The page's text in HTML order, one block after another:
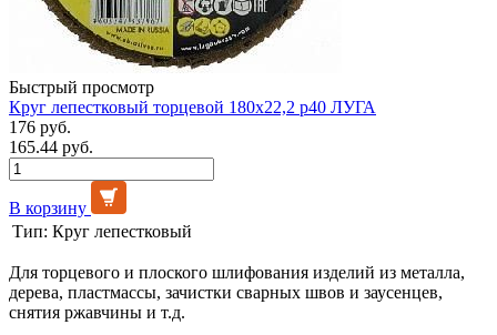
Быстрый просмотр
Круг лепестковый торцевой 180х22,2 р40 ЛУГА
176 руб.
165.44 руб.
В корзину
Тип: Круг лепестковый
Для торцевого и плоского шлифования изделий из металла,
дерева, пластмассы, зачистки сварных швов и заусенцев,
снятия ржавчины и т.д.